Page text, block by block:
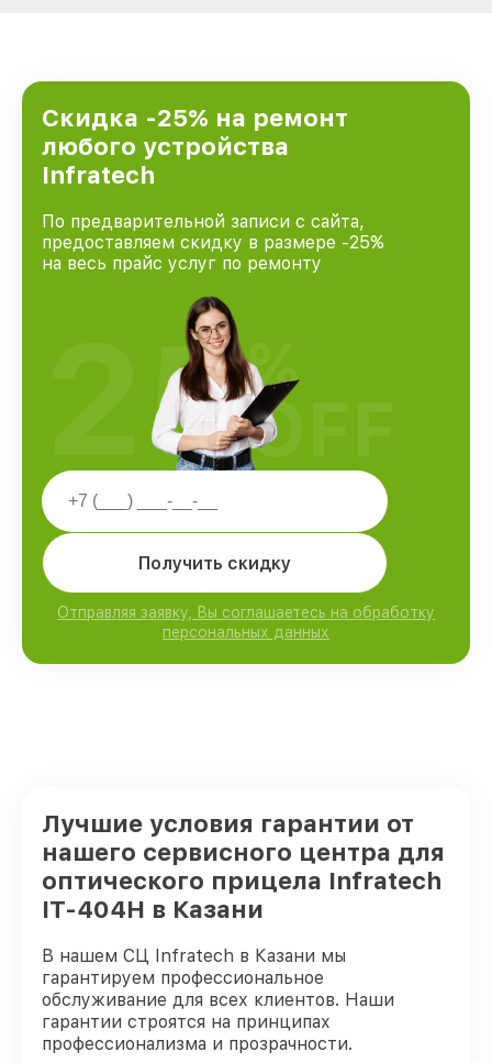
Скидка -25% на ремонт
любого устройства
Infratech
По предварительной записи с сайта,
предоставляем скидку в размере -25%
на весь прайс услуг по ремонту
Получить скидку
Отправляя заявку, Вы соглашаетесь на обработку
персональных данных
25%
OFF
Лучшие условия гарантии от
нашего сервисного центра для
оптического прицела Infratech
IT-404H в Казани
В нашем СЦ Infratech в Казани мы
гарантируем профессиональное
обслуживание для всех клиентов. Наши
гарантии строятся на принципах
профессионализма и прозрачности.